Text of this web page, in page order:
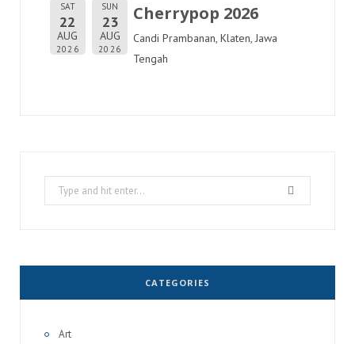
SAT
22
AUG
2026
SUN
23
AUG
2026
Cherrypop 2026
Candi Prambanan, Klaten, Jawa
Tengah
Search
for:
CATEGORIES
Art